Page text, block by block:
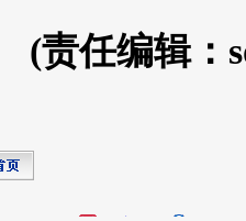
(责任编辑：